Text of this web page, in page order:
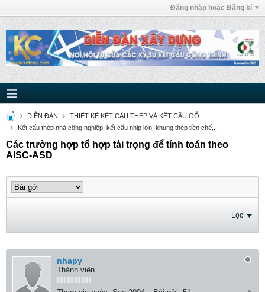
Đăng nhập hoặc Đăng kí
DIỄN ĐÀN
THIẾT KẾ KẾT CẤU THÉP VÀ KẾT CẤU GỖ
Kết cấu thép nhà công nghiệp, kết cấu nhịp lớn, khung thép tiền chế,...
Các trường hợp tổ hợp tải trọng để tính toán theo
AISC-ASD
Lọc
nhapy
Thành viên